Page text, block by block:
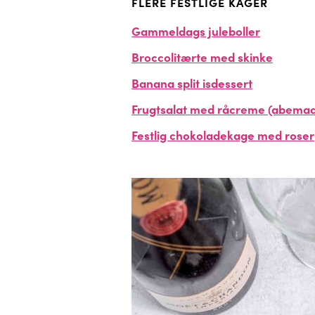
Gammeldags juleboller
Broccolitærte med skinke
Banana split isdessert
Frugtsalat med råcreme
Festlig chokoladekage med roser